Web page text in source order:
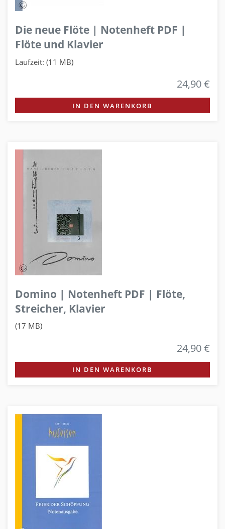
Die neue Flöte | Notenheft PDF |
Flöte und Klavier
Laufzeit: (11 MB)
24,90 €
IN DEN WARENKORB
Domino | Notenheft PDF | Flöte,
Streicher, Klavier
(17 MB)
24,90 €
IN DEN WARENKORB